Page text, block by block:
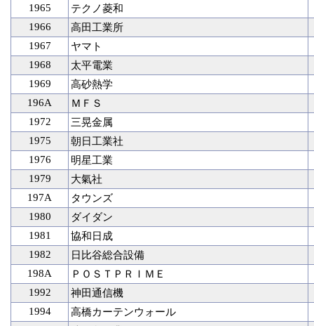
1965
テクノ菱和
1966
高田工業所
1967
ヤマト
1968
太平電業
1969
高砂熱学
196A
ＭＦＳ
1972
三晃金属
1975
朝日工業社
1976
明星工業
1979
大氣社
197A
タウンズ
1980
ダイダン
1981
協和日成
1982
日比谷総合設備
198A
ＰＯＳＴＰＲＩＭＥ
1992
神田通信機
1994
高橋カーテンウォール